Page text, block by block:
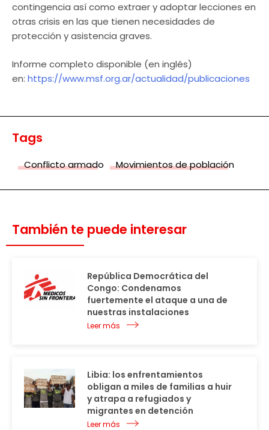
contingencia así como extraer y adoptar lecciones en
otras crisis en las que tienen necesidades de
protección y asistencia graves.
Informe completo disponible (en inglés)
en: https://www.msf.org.ar/actualidad/publicaciones
Tags
Conflicto armado Movimientos de población
También te puede interesar
República Democrática del
Congo: Condenamos
fuertemente el ataque a una de
nuestras instalaciones
Leer más
Libia: los enfrentamientos
obligan a miles de familias a huir
y atrapa a refugiados y
migrantes en detención
Leer más